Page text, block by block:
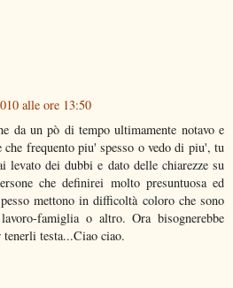
alle ore 13:50
da un pò di tempo ultimamente notavo e
che frequento piu' spesso o vedo di piu', tu
levato dei dubbi e dato delle chiarezze su
che definirei molto presuntuosa ed
mettono in difficoltà coloro che sono
famiglia o altro. Ora bisognerebbe
testa...Ciao ciao.